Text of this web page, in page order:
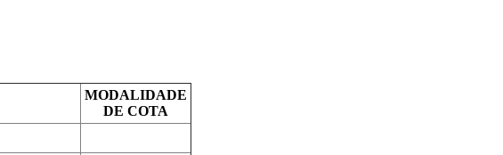
MODALIDADE
DE COTA